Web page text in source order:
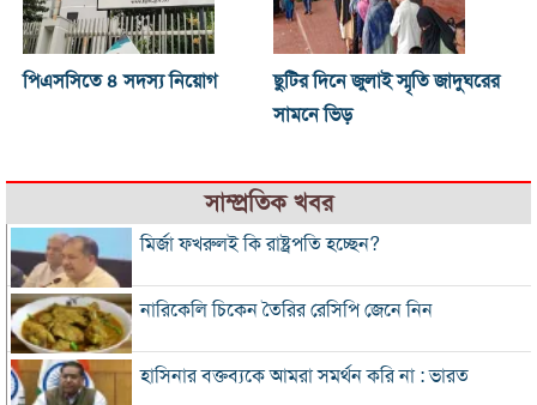
পিএসসিতে ৪ সদস্য নিয়োগ
ছুটির দিনে জুলাই স্মৃতি জাদুঘরের
সামনে ভিড়
সাম্প্রতিক খবর
মির্জা ফখরুলই কি রাষ্ট্রপতি হচ্ছেন?
নারিকেলি চিকেন তৈরির রেসিপি জেনে নিন
হাসিনার বক্তব্যকে আমরা সমর্থন করি না : ভারত